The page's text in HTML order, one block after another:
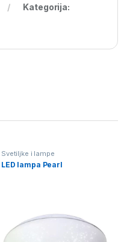
Kategorija:
Svetiljke i lampe
LED lampa Pearl